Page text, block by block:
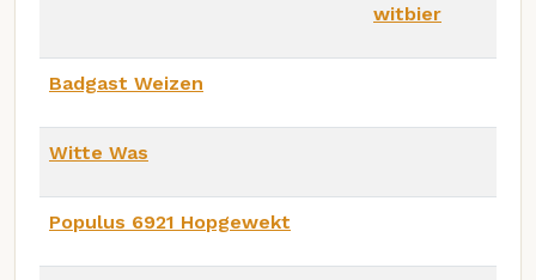
witbier
Badgast Weizen
Witte Was
Populus 6921 Hopgewekt